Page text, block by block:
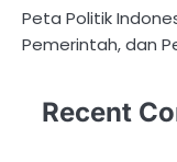
Peta Politik
Pemerintah, dan
Recent